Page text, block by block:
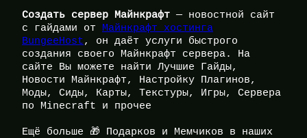
Создать сервер Майнкрафт — новостной сайт
с гайдами от Майнкрафт хостинга
BungeeHost, он даёт услуги быстрого
создания своего Майнкрафт сервера. На
сайте Вы можете найти Лучшие Гайды,
Новости Майнкрафт, Настройку Плагинов,
Моды, Сиды, Карты, Текстуры, Игры, Сервера
по Minecraft и прочее
Ещё больше 🎁 Подарков и Мемчиков в наших